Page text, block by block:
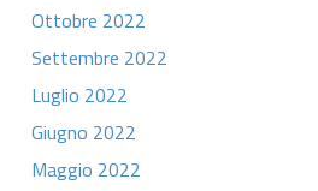
Ottobre 2022
Settembre 2022
Luglio 2022
Giugno 2022
Maggio 2022